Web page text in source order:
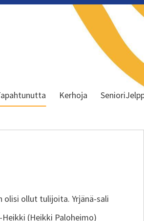
Kerhoja
olisi ollut tulijoita. Yrjänä-sali
(Heikki Paloheimo)